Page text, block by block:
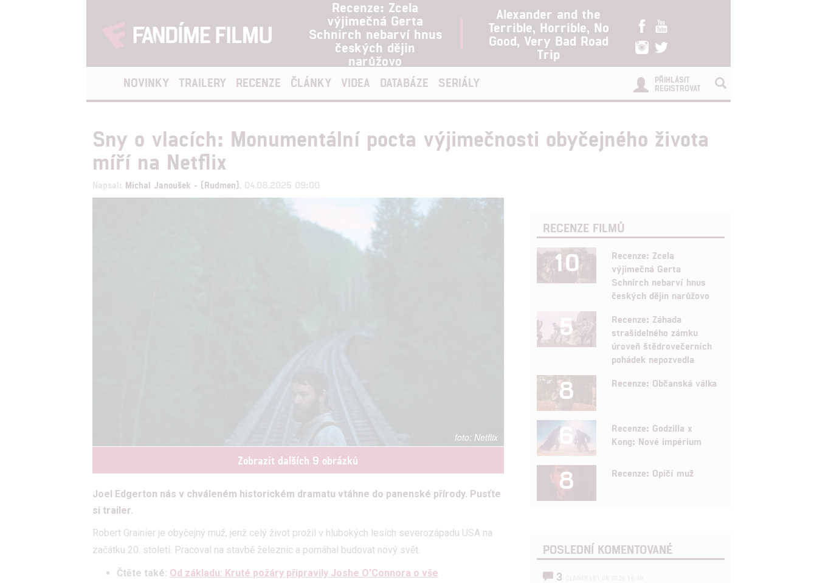
Recenze: Zcela
výjimečná Gerta
Schnirch nebarví hnus
českých dějin
narůžovo
Alexander and the
Terrible, Horrible, No
Good, Very Bad Road
Trip
NOVINKY TRAILERY RECENZE ČLÁNKY VIDEA DATABÁZE SERIÁLY
PŘIHLÁSIT
REGISTROVAT
Sny o vlacích: Monumentální pocta výjimečnosti obyčejného života
míří na Netflix
Napsal: Michal Janoušek - (Rudmen) , 04.08.2025 09:00
Netflix
Zobrazit dalších 9 obrázků
Joel Edgerton nás v chváleném historickém dramatu vtáhne do panenské přírody. Pusťte
si trailer.
Robert Grainier je obyčejný muž, jenž celý život prožil v hlubokých lesích severozápadu USA na
začátku 20. století. Pracoval na stavbě železnic a pomáhal budovat nový svět.
Čtěte také: Od základu: Kruté požáry připravily Joshe O'Connora o vše
RECENZE FILMŮ
10
Recenze: Zcela
výjimečná Gerta
Schnirch nebarví hnus
českých dějin narůžovo
5
Recenze: Záhada
strašidelného zámku
úroveň štědrovečerních
pohádek nepozvedla
8 Recenze: Občanská válka
6
Recenze: Godzilla x
Kong: Nové impérium
8 Recenze: Opičí muž
POSLEDNÍ KOMENTOVANÉ
3